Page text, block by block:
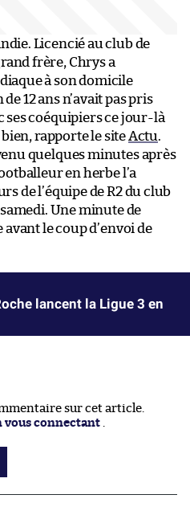
Licencié au club de
frère, Chrys a
à son domicile
12 ans n’avait pas pris
ses coéquipiers ce jour-là
rapporte le siteActu.
quelques minutes après
en herbe l’a
de l’équipe de R2 du club
Une minute de
le coup d’envoi de
lancent la Ligue 3 en
sur cet article.
vous connectant